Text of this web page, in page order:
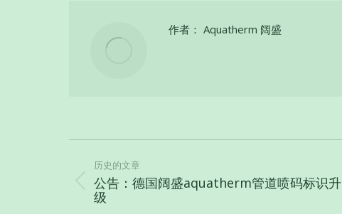
作者： Aquatherm 阔盛
历史的文章
历
史
公告：德国阔盛aquatherm管道喷码标识升
级